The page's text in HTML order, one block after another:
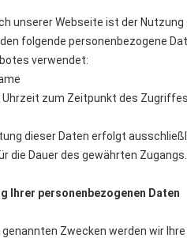
unserer Webseite ist der
folgende personenbezogene
verwendet:
Uhrzeit zum Zeitpunkt des Zugriffes
dieser Daten erfolgt
die Dauer des gewährten Zugangs.
Ihrer personenbezogenen Daten
genannten Zwecken werden wir